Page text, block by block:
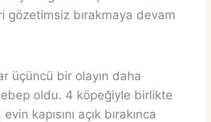
gözetimsiz bırakmaya devam
üçüncü bir olayın daha
oldu. 4 köpeğiyle birlikte
kapısını açık bırakınca